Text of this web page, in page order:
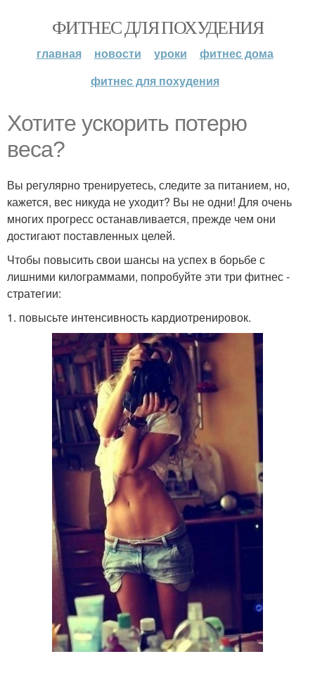
ФИТНЕС ДЛЯ ПОХУДЕНИЯ
главная новости уроки
фитнес дома
фитнес для похудения
Хотите ускорить потерю
веса?
Вы регулярно тренируетесь, следите за питанием, но,
кажется, вес никуда не уходит? Вы не одни! Для очень
многих прогресс останавливается, прежде чем они
достигают поставленных целей.
Чтобы повысить свои шансы на успех в борьбе с
лишними килограммами, попробуйте эти три фитнес -
стратегии:
1. повысьте интенсивность кардиотренировок.